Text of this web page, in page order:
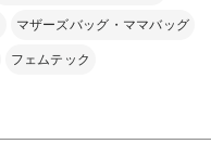
マザーズバッグ・ママバッグ
フェムテック